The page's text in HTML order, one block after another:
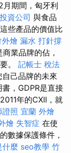
月期間，匈牙利
資公司 與食品
些產品的價值比
外燴 漏水 打針撐
業品牌的佔，
。 記帳士 稅法
自己品牌的未來
，GDPR是直接
年的CXII，就
證照 宜蘭 外燴
燴 失智症 在使
數據保護條件，
什麼 seo教學 竹